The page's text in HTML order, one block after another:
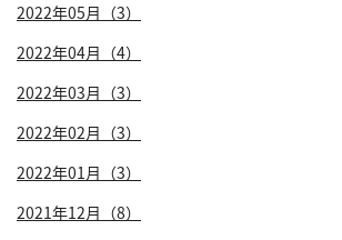
2022年05月（3）
2022年04月（4）
2022年03月（3）
2022年02月（3）
2022年01月（3）
2021年12月（8）